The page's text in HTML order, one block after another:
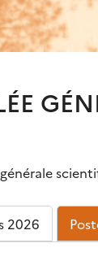
2026